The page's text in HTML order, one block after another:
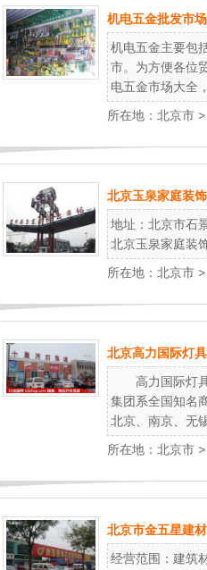
机电五金批发市
机电五金主要包
市。为方便各位
电五金市场大全
所在地： 北京市 >
北京玉泉家庭装
地址：北京市石
北京玉泉家庭装
所在地： 北京市 >
北京高力国际灯
高力国际灯具
集团系全国知名
北京、南京、无
所在地： 北京市 >
北京市金五星建
经营范围：建筑